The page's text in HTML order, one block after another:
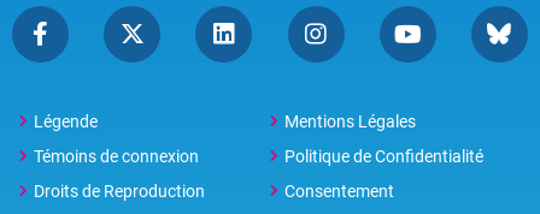
Légende
Mentions Légales
Témoins de connexion
Politique de Confidentialité
Droits de Reproduction
Consentement